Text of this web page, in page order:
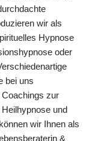
wir als
Hypnose
oder
bei uns
zur
und
wir Ihnen als
&